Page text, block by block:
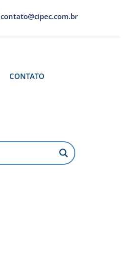
contato@cipec.com.br
CONTATO